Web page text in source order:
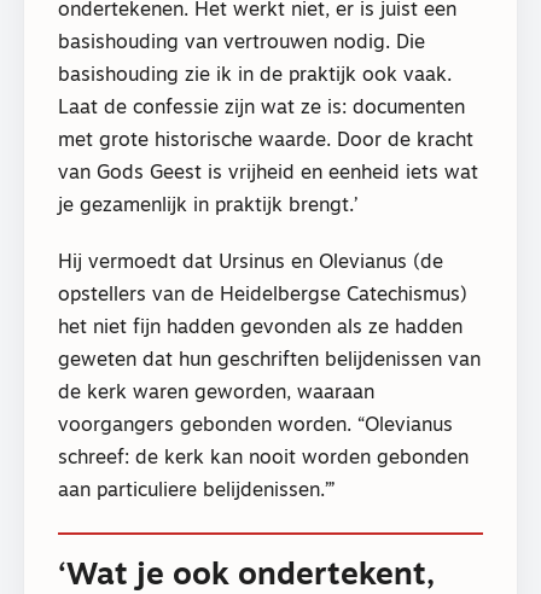
ondertekenen. Het werkt niet, er is juist een
basishouding van vertrouwen nodig. Die
basishouding zie ik in de praktijk ook vaak.
Laat de confessie zijn wat ze is: documenten
met grote historische waarde. Door de kracht
van Gods Geest is vrijheid en eenheid iets wat
je gezamenlijk in praktijk brengt.’
Hij vermoedt dat Ursinus en Olevianus (de
opstellers van de Heidelbergse Catechismus)
het niet fijn hadden gevonden als ze hadden
geweten dat hun geschriften belijdenissen van
de kerk waren geworden, waaraan
voorgangers gebonden worden. “Olevianus
schreef: de kerk kan nooit worden gebonden
aan particuliere belijdenissen.”’
‘Wat je ook ondertekent,